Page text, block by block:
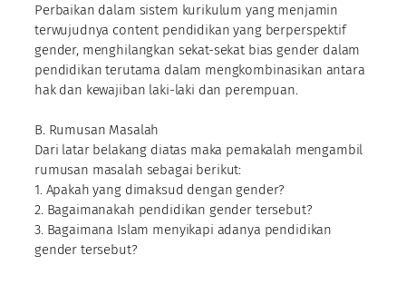
Perbaikan dalam sistem kurikulum yang menjamin
terwujudnya content pendidikan yang berperspektif
gender, menghilangkan sekat-sekat bias gender dalam
pendidikan terutama dalam mengkombinasikan antara
hak dan kewajiban laki-laki dan perempuan.
B. Rumusan Masalah
Dari latar belakang diatas maka pemakalah mengambil
rumusan masalah sebagai berikut:
1. Apakah yang dimaksud dengan gender?
2. Bagaimanakah pendidikan gender tersebut?
3. Bagaimana Islam menyikapi adanya pendidikan
gender tersebut?